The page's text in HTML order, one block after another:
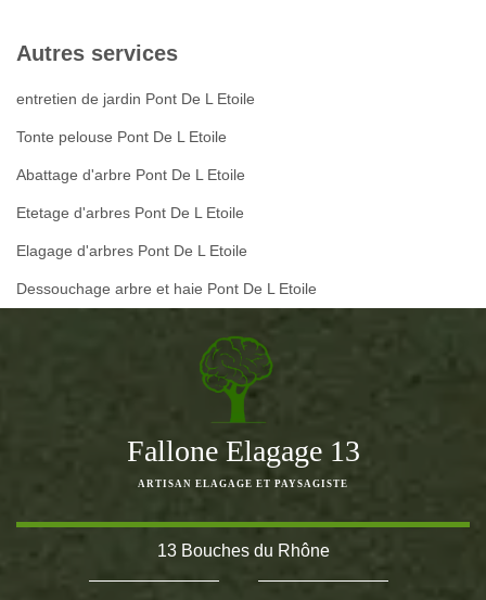
Autres services
entretien de jardin Pont De L Etoile
Tonte pelouse Pont De L Etoile
Abattage d'arbre Pont De L Etoile
Etetage d'arbres Pont De L Etoile
Elagage d'arbres Pont De L Etoile
Dessouchage arbre et haie Pont De L Etoile
Fallone Elagage 13
ARTISAN ELAGAGE ET PAYSAGISTE
13 Bouches du Rhône